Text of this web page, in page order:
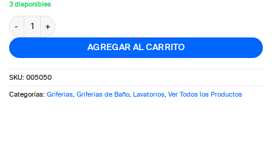
3 disponibles
Grifería Lavatorio Monocomando Pared Next Piazza cantidad
AGREGAR AL CARRITO
SKU: 005050
Categorías: Griferías, Griferías de Baño, Lavatorios, Ver Todos los Productos